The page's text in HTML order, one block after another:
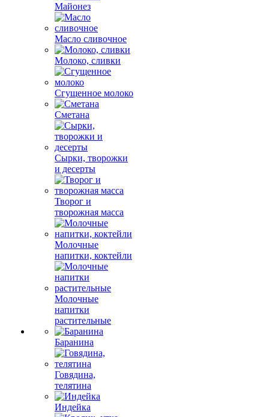
Майонез
Масло сливочное
Молоко, сливки
Сгущенное молоко
Сметана
Сырки, творожки
и десерты
Творог и
творожная масса
Молочные
напитки, коктейли
Молочные
напитки
растительные
Баранина
Говядина,
телятина
Индейка